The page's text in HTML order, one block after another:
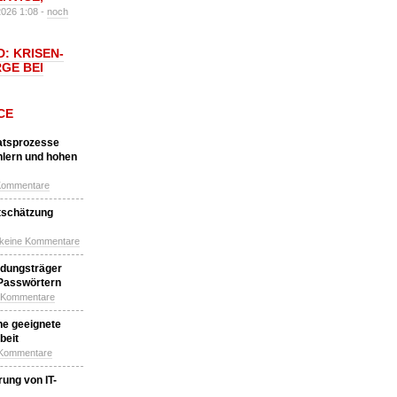
1:08 - noch
KRISEN-
BEI
und hohen
Kommentare
geeignete
von IT-